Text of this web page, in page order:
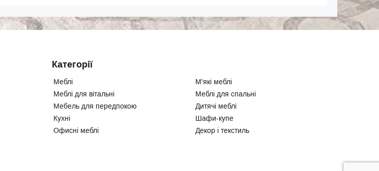
Категорії
Меблі
М'які меблі
Меблі для вітальні
Меблі для спальні
Мебель для передпокою
Дитячі меблі
Кухні
Шафи-купе
Офисні меблі
Декор і текстиль